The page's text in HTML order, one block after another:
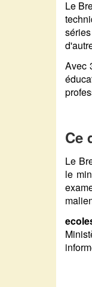
Le
Avec
Ce
Le
le